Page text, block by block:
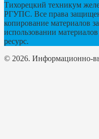
Тихорецкий техникум
РГУПС. Все права
копирование материалов
использовании
ресурс.
© 2026. Информационно-